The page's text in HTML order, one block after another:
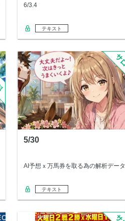
6/3.4
テキスト
5/30
AI予想ｘ万馬券を取る為の解析データ
テキスト